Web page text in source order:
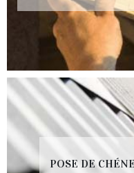
POSE DE